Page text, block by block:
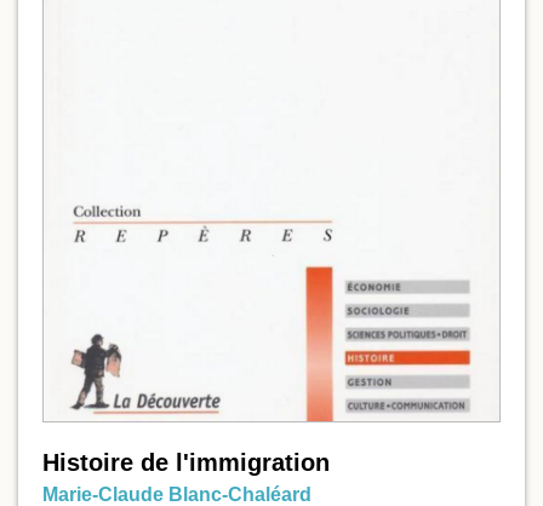
Histoire de l'immigration
Marie-Claude Blanc-Chaléard